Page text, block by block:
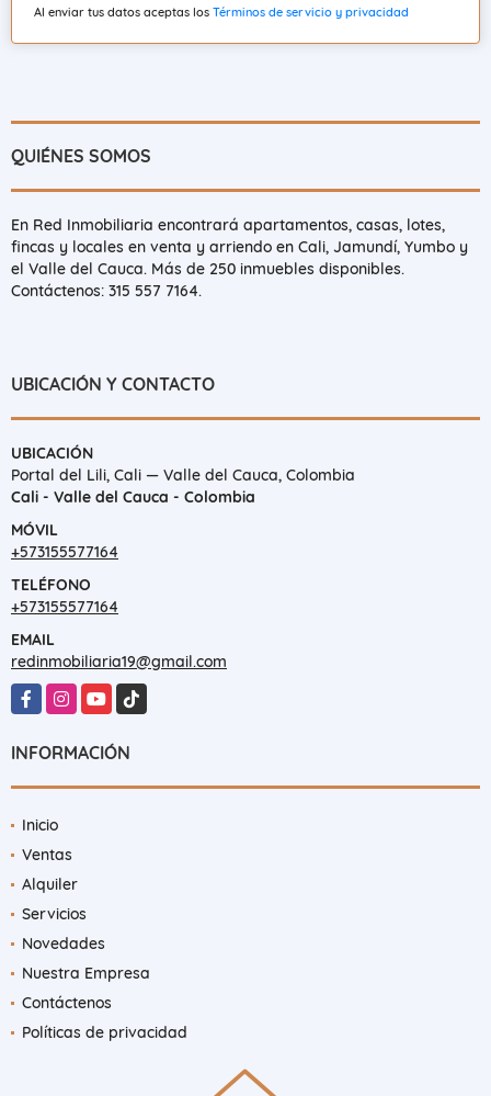
Al enviar tus datos aceptas los Términos de servicio y privacidad
QUIÉNES SOMOS
En Red Inmobiliaria encontrará apartamentos, casas, lotes,
fincas y locales en venta y arriendo en Cali, Jamundí, Yumbo y
el Valle del Cauca. Más de 250 inmuebles disponibles.
Contáctenos: 315 557 7164.
UBICACIÓN Y CONTACTO
UBICACIÓN
Portal del Lili, Cali — Valle del Cauca, Colombia
Cali - Valle del Cauca - Colombia
MÓVIL
+573155577164
TELÉFONO
+573155577164
EMAIL
redinmobiliaria19@gmail.com
FacebookInstagramYouTubeTikTok
INFORMACIÓN
Inicio
Ventas
Alquiler
Servicios
Novedades
Nuestra Empresa
Contáctenos
Políticas de privacidad